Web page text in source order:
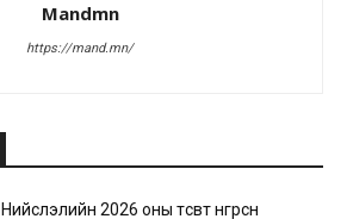
Mandmn
https://mand.mn/
Нийслэлийн 2026 оны төсөвт өнгөрсөн